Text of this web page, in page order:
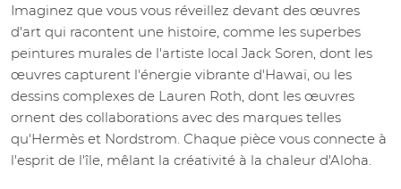
Imaginez que vous vous réveillez devant des œuvres
d'art qui racontent une histoire, comme les superbes
peintures murales de l'artiste local Jack Soren, dont les
œuvres capturent l'énergie vibrante d'Hawaï, ou les
dessins complexes de Lauren Roth, dont les œuvres
ornent des collaborations avec des marques telles
qu'Hermès et Nordstrom. Chaque pièce vous connecte à
l'esprit de l'île, mêlant la créativité à la chaleur d'Aloha.